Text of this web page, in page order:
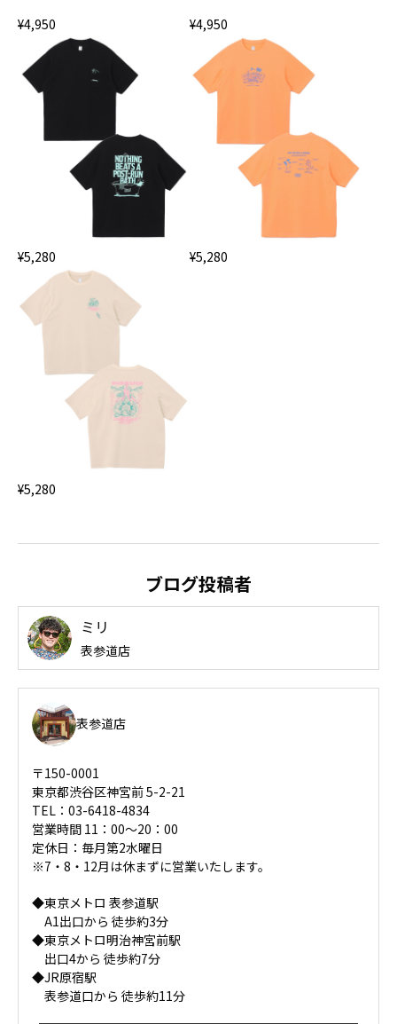
¥4,950 ¥4,950
¥5,280 ¥5,280
¥5,280
ブログ投稿者
ミリ
表参道店
表参道店
〒150-0001
東京都渋谷区神宮前 5-2-21
TEL：03-6418-4834
営業時間 11：00～20：00
定休日：毎月第2水曜日
※7・8・12月は休まずに営業いたします。
◆東京メトロ 表参道駅
A1出口から 徒歩約3分
◆東京メトロ明治神宮前駅
出口4から 徒歩約7分
◆JR原宿駅
表参道口から 徒歩約11分